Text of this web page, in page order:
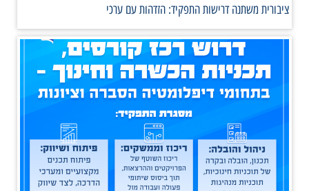
ציבורית משתנה דרישות התפקיד: הזדהות עם ערכי